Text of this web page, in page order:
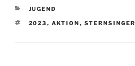
KATEGORIEN
JUGEND
SCHLAGWÖRTER
2023 , AKTION , STERNSINGER